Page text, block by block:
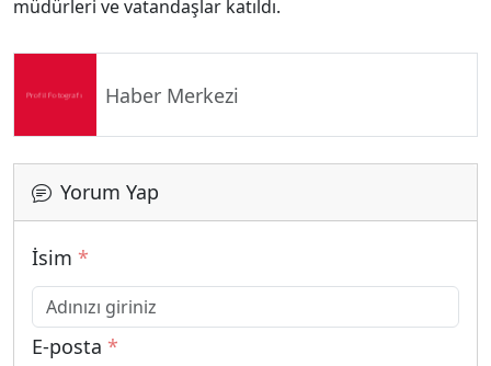
müdürleri ve vatandaşlar katıldı.
Haber Merkezi
Yorum Yap
İsim *
E-posta *